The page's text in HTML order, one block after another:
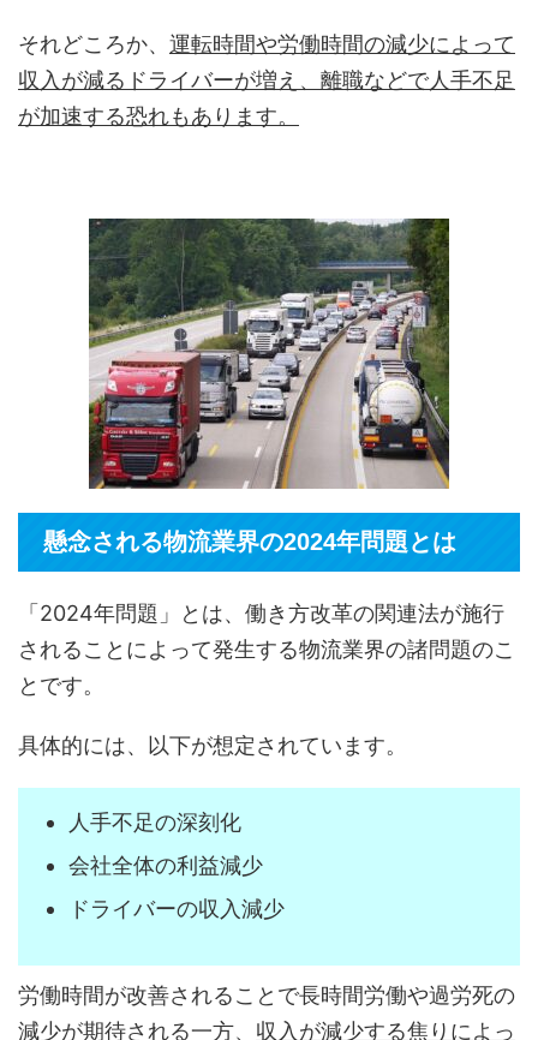
それどころか、 運転時間や労働時間の減少によって
収入が減るドライバーが増え、離職などで人手不足
が加速する恐れもあります。
懸念される物流業界の2024年問題とは
「2024年問題」とは、働き方改革の関連法が施行
されることによって発生する物流業界の諸問題のこ
とです。
具体的には、以下が想定されています。
人手不足の深刻化
会社全体の利益減少
ドライバーの収入減少
労働時間が改善されることで長時間労働や過労死の
減少が期待される一方、 収入が減少する焦りによっ